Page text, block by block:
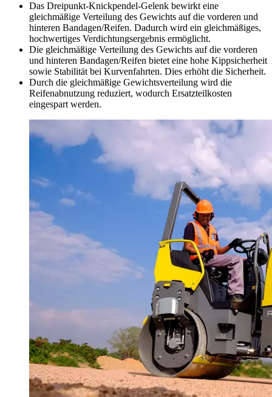
Das Dreipunkt-Knickpendel-Gelenk bewirkt eine
gleichmäßige Verteilung des Gewichts auf die vorderen und
hinteren Bandagen/Reifen. Dadurch wird ein gleichmäßiges,
hochwertiges Verdichtungsergebnis ermöglicht.
Die gleichmäßige Verteilung des Gewichts auf die vorderen
und hinteren Bandagen/Reifen bietet eine hohe Kippsicherheit
sowie Stabilität bei Kurvenfahrten. Dies erhöht die Sicherheit.
Durch die gleichmäßige Gewichtsverteilung wird die
Reifenabnutzung reduziert, wodurch Ersatzteilkosten
eingespart werden.